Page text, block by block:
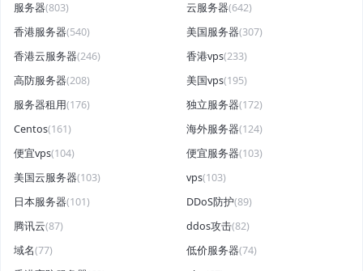
服务器(803) 云服务器(642)
香港服务器(540) 美国服务器(307)
香港云服务器(246) 香港vps(233)
高防服务器(208) 美国vps(195)
服务器租用(176) 独立服务器(172)
Centos(161) 海外服务器(124)
便宜vps(104) 便宜服务器(103)
美国云服务器(103) vps(103)
日本服务器(101) DDoS防护(89)
腾讯云(87) ddos攻击(82)
域名(77) 低价服务器(74)